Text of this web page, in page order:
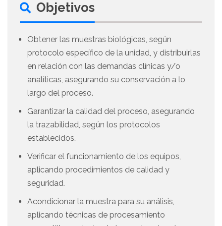
Objetivos
Obtener las muestras biológicas, según
protocolo específico de la unidad, y distribuirlas
en relación con las demandas clínicas y/o
analíticas, asegurando su conservación a lo
largo del proceso.
Garantizar la calidad del proceso, asegurando
la trazabilidad, según los protocolos
establecidos.
Verificar el funcionamiento de los equipos,
aplicando procedimientos de calidad y
seguridad.
Acondicionar la muestra para su análisis,
aplicando técnicas de procesamiento